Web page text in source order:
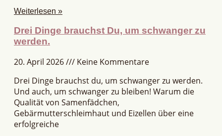
Weiterlesen »
Drei Dinge brauchst Du, um schwanger zu
werden.
20. April 2026
Keine Kommentare
Drei Dinge brauchst du, um schwanger zu werden.
Und auch, um schwanger zu bleiben! Warum die
Qualität von Samenfädchen,
Gebärmutterschleimhaut und Eizellen über eine
erfolgreiche